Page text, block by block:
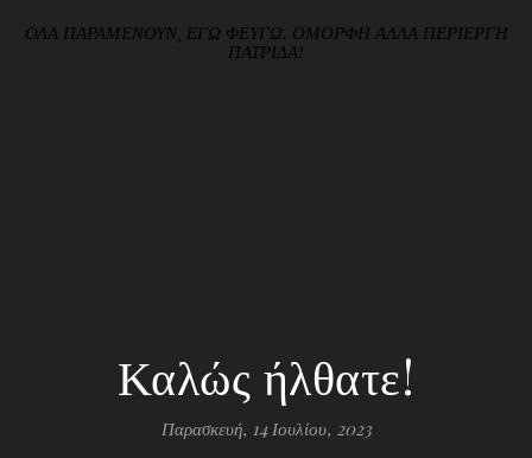
ΟΛΑ ΠΑΡΑΜΕΝΟΥΝ, ΕΓΩ ΦΕΥΓΩ. ΟΜΟΡΦΗ ΑΛΛΑ ΠΕΡΙΕΡΓΗ
ΠΑΤΡΙΔΑ!
Καλώς ήλθατε!
Παρασκευή, 14 Ιουλίου, 2023